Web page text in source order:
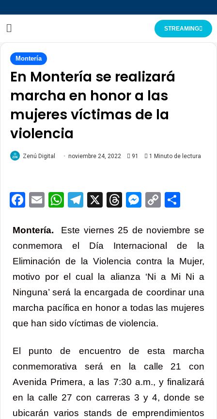
STREAMING
Montería
En Montería se realizará
marcha en honor a las
mujeres víctimas de la
violencia
Zenú Digital noviembre 24, 2022 91 1 Minuto de lectura
Facebook
EmailWhatsApp
Telegram
X ThreadsCopy
Montería. Este viernes 25 de noviembre se
conmemora el Día Internacional de la
Eliminación de la Violencia contra la Mujer,
motivo por el cual la alianza ‘Ni a Mi Ni a
Ninguna’ será la encargada de coordinar una
marcha pacífica en honor a todas las mujeres
que han sido víctimas de violencia.
El punto de encuentro de esta marcha
conmemorativa será en la calle 21 con
Avenida Primera, a las 7:30 a.m., y finalizará
en la calle 27 con carreras 3 y 4, donde se
ubicarán varios stands de emprendimientos